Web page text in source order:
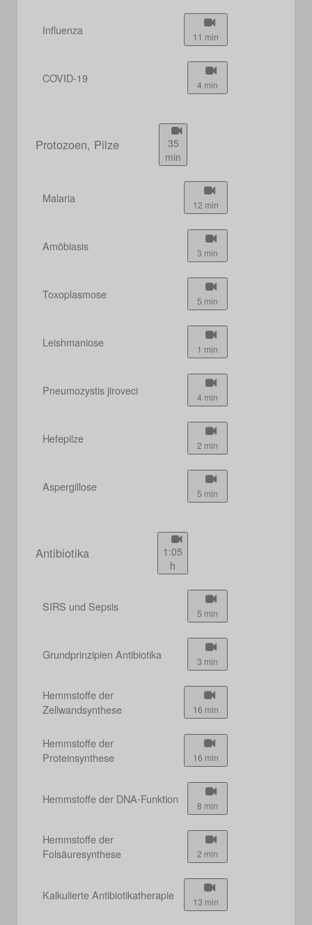
Influenza 11 min
COVID-19 4 min
Protozoen, Pilze
35
min
Malaria 12 min
Amöbiasis 3 min
Toxoplasmose 5 min
Leishmaniose 1 min
Pneumozystis jiroveci 4 min
Hefepilze 2 min
Aspergillose 5 min
Antibiotika
1:05
h
SIRS und Sepsis 5 min
Grundprinzipien Antibiotika 3 min
Hemmstoffe der
Zellwandsynthese
16 min
Hemmstoffe der
Proteinsynthese
16 min
Hemmstoffe der DNA-Funktion 8 min
Hemmstoffe der
Folsäuresynthese
2 min
Kalkulierte Antibiotikatherapie 13 min